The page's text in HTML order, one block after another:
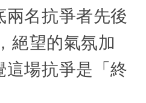
兩名抗爭者先後
絕望的氣氛加
這場抗爭是「終